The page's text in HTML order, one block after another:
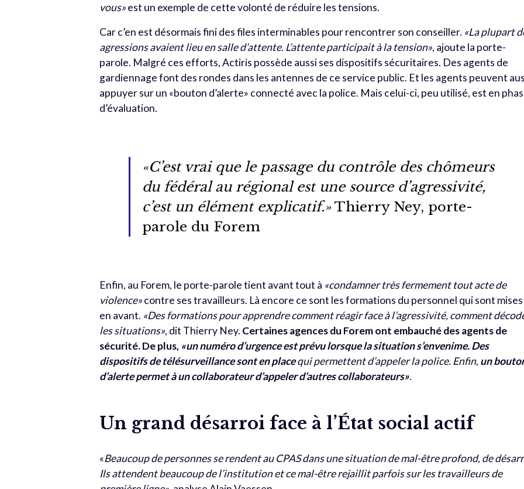
vous»est un exemple de cette volonté de réduire les tensions.
Car c’en est désormais fini des files interminables pour rencontrer son conseiller. «La plupart
agressions avaient lieu en salle d’attente. L’attente participait à la tension», ajoute la porte-
parole. Malgré ces efforts, Actiris possède aussi ses dispositifs sécuritaires. Des agents de
gardiennage font des rondes dans les antennes de ce service public. Et les agents peuvent
appuyer sur un «bouton d’alerte» connecté avec la police. Mais celui-ci, peu utilisé, est en
d’évaluation.
«C’est vrai que le passage du contrôle des chômeurs
du fédéral au régional est une source d’agressivité,
c’est un élément explicatif.»Thierry Ney, porte-
parole du Forem
Enfin, au Forem, le porte-parole tient avant tout à «condamner très fermement tout acte de
violence»contre ses travailleurs. Là encore ce sont les formations du personnel qui sont mises
en avant. «Des formations pour apprendre comment réagir face à l’agressivité, comment
les situations», dit Thierry Ney. Certaines agences du Forem ont embauché des agents de
sécurité. De plus, «un numéro d’urgence est prévu lorsque la situation s’envenime. Des
dispositifs de télésurveillance sont en placequi permettent d’appeler la police. Enfin,un
d’alerte permet à un collaborateur d’appeler d’autres collaborateurs».
Un grand désarroi face à l’État social actif
«Beaucoup de personnes se rendent au CPAS dans une situation de mal-être profond, de
Ils attendent beaucoup de l’institution et ce mal-être rejaillit parfois sur les travailleurs de